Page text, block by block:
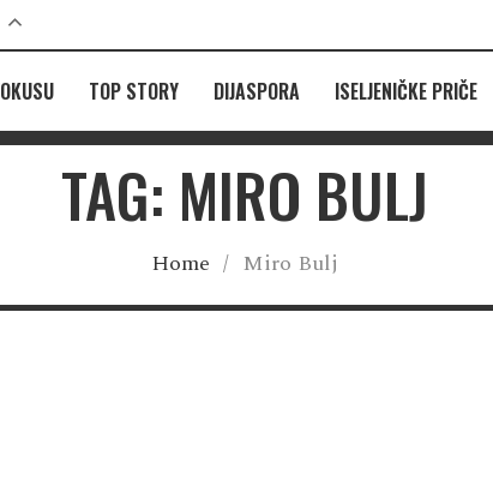
TOP STORY DIJASPORA ISELJENIČKE PRIČE
TAG: MIRO BULJ
Home / Miro Bulj